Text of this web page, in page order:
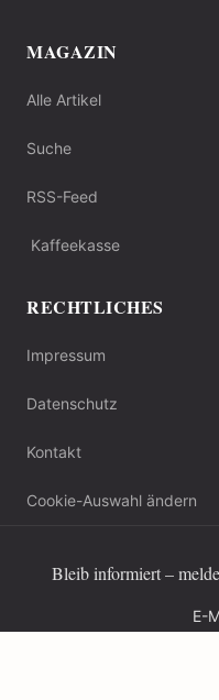
MAGAZIN
Alle Artikel
Suche
RSS-Feed
Kaffeekasse
RECHTLICHES
Impressum
Datenschutz
Kontakt
Cookie-Auswahl ändern
Bleib informiert –
E-